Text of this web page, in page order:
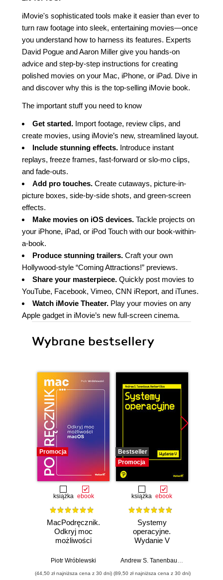
iMovie's sophisticated tools make it easier than ever to
turn raw footage into sleek, entertaining movies—once
you understand how to harness its features. Experts
David Pogue and Aaron Miller give you hands-on
advice and step-by-step instructions for creating
polished movies on your Mac, iPhone, or iPad. Dive in
and discover why this is the top-selling iMovie book.
The important stuff you need to know
Get started. Import footage, review clips, and
create movies, using iMovie’s new, streamlined layout.
Include stunning effects. Introduce instant
replays, freeze frames, fast-forward or slo-mo clips,
and fade-outs.
Add pro touches. Create cutaways, picture-in-
picture boxes, side-by-side shots, and green-screen
effects.
Make movies on iOS devices. Tackle projects on
your iPhone, iPad, or iPod Touch with our book-within-
a-book.
Produce stunning trailers. Craft your own
Hollywood-style “Coming Attractions!” previews.
Share your masterpiece. Quickly post movies to
YouTube, Facebook, Vimeo, CNN iReport, and iTunes.
Watch iMovie Theater. Play your movies on any
Apple gadget in iMovie’s new full-screen cinema.
Wybrane bestsellery
Promocja
książka ebook
MacPodręcznik.
Odkryj moc
możliwości
Piotr Wróblewski
(44,50 zł najniższa cena z 30 dni)
Bestseller
Promocja
książka ebook
Systemy
operacyjne.
Wydanie V
Andrew S. Tanenbaum,
(89,50 zł najniższa cena z 30 dni)